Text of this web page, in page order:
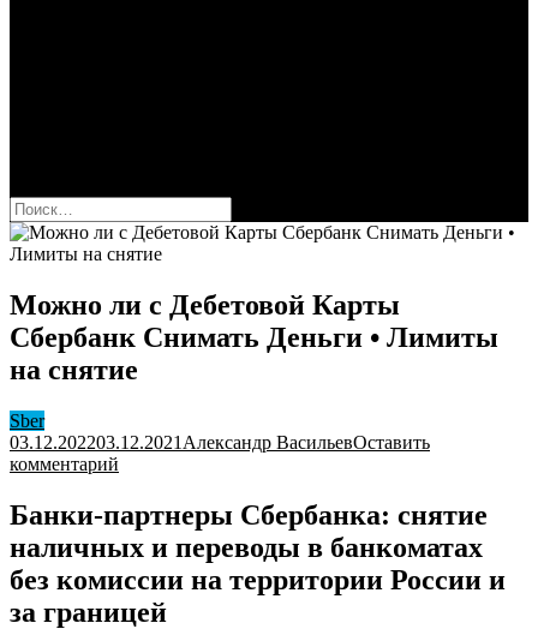
Найти:
Можно ли с Дебетовой Карты
Сбербанк Снимать Деньги • Лимиты
на снятие
Sber
03.12.202203.12.2021 Александр ВасильевОставить
комментарий
с
Дебетовой
Сбербанк
Снимать
Банки-партнеры Сбербанка: снятие
наличных и переводы в банкоматах
без комиссии на территории России и
за границей